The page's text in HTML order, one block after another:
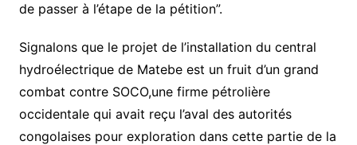
de passer à l’étape de la pétition”.
Signalons que le projet de l’installation du central
hydroélectrique de Matebe est un fruit d’un grand
combat contre SOCO,une firme pétrolière
occidentale qui avait reçu l’aval des autorités
congolaises pour exploration dans cette partie de la